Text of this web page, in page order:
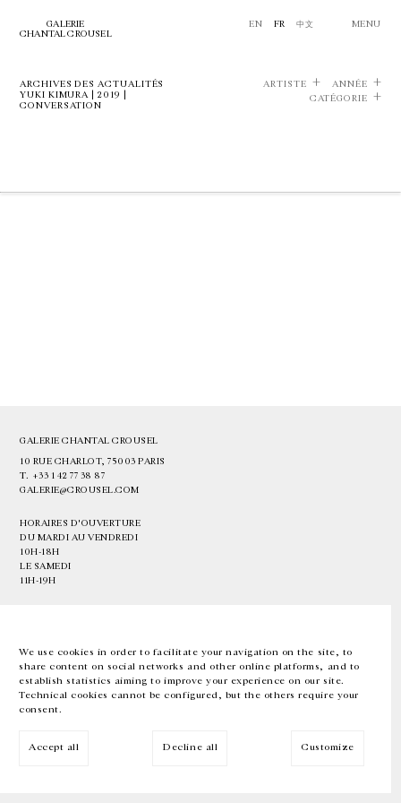
We use cookies in order to facilitate your navigation on the site, to
share content on social networks and other online platforms, and to
establish statistics aiming to improve your experience on our site.
Technical cookies cannot be configured, but the others require your
consent.
Accept all Decline all Customize
GALERIE
CHANTAL CROUSEL
EN FR 中文 MENU
ARCHIVES DES ACTUALITÉS
YUKI KIMURA | 2019 |
CONVERSATION
ARTISTE
ANNÉE
CATÉGORIE
GALERIE CHANTAL CROUSEL
10 RUE CHARLOT, 75003 PARIS
T. +33 1 42 77 38 87
GALERIE@CROUSEL.COM
HORAIRES D'OUVERTURE
DU MARDI AU VENDREDI
10H-18H
LE SAMEDI
11H-19H
EN FR 中文 Facebook Instagram
Inscrivez-vous à notre newsletter